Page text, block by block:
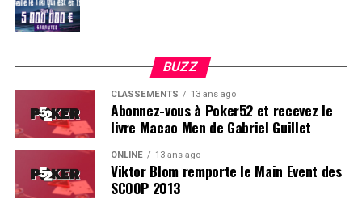
BUZZ
CLASSEMENTS 13 ans ago
Abonnez-vous à Poker52 et recevez le
livre Macao Men de Gabriel Guillet
ONLINE 13 ans ago
Viktor Blom remporte le Main Event des
SCOOP 2013